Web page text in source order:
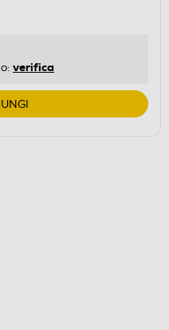
verifica